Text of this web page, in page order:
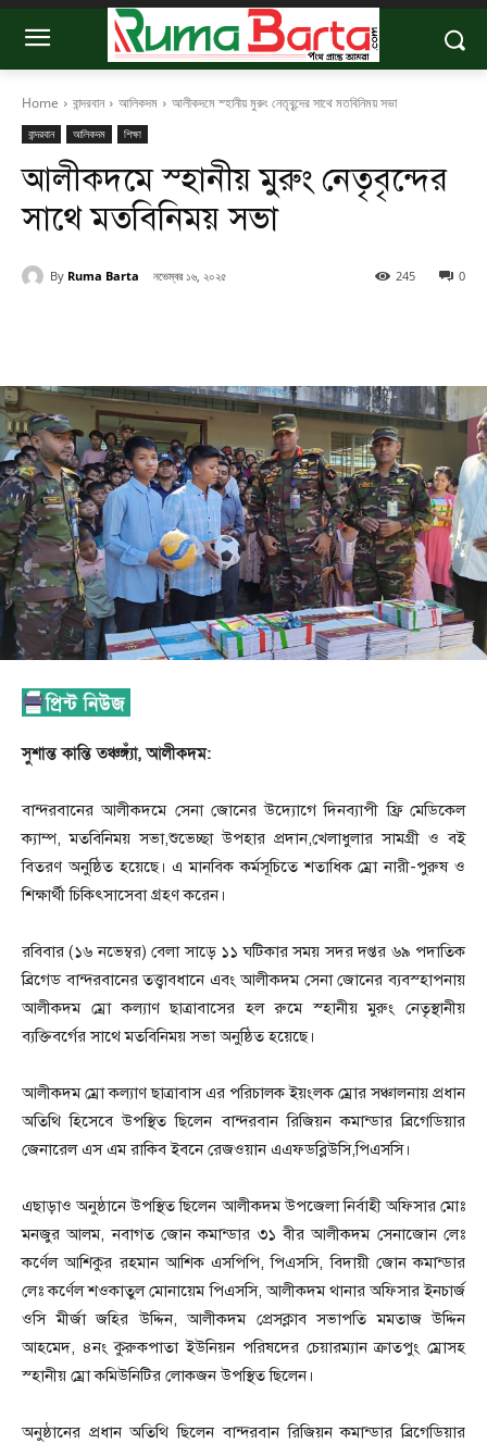
Home বান্দরবান আলিকদম আলীকদমে স্হানীয় মুরুং নেতৃবৃন্দের সাথে মতবিনিময় সভা
বান্দরবান আলিকদম শিক্ষা
আলীকদমে স্হানীয় মুরুং নেতৃবৃন্দের
সাথে মতবিনিময় সভা
By Ruma Barta নভেম্বর ১৬, ২০২৫ 0
245
সুশান্ত কান্তি তঞ্চঙ্গ্যাঁ, ‎আলীকদম:
‎বান্দরবানের আলীকদমে সেনা জোনের উদ্যোগে দিনব্যাপী ফ্রি মেডিকেল
ক্যাম্প, মতবিনিময় সভা,শুভেচ্ছা উপহার প্রদান,খেলাধুলার সামগ্রী ও বই
বিতরণ অনুষ্ঠিত হয়েছে। এ মানবিক কর্মসূচিতে শতাধিক ম্রো নারী-পুরুষ ও
শিক্ষার্থী চিকিৎসাসেবা গ্রহণ করেন।
‎রবিবার (১৬ নভেম্বর) বেলা সাড়ে ১১ ঘটিকার সময় সদর দপ্তর ৬৯ পদাতিক
ব্রিগেড বান্দরবানের তত্ত্বাবধানে এবং আলীকদম সেনা জোনের ব্যবস্হাপনায়
আলীকদম ম্রো কল্যাণ ছাত্রাবাসের হল রুমে স্হানীয় মুরুং নেতৃস্থানীয়
ব্যক্তিবর্গের সাথে মতবিনিময় সভা অনুষ্ঠিত হয়েছে।
‎আলীকদম ম্রো কল্যাণ ছাত্রাবাস এর পরিচালক ইয়ংলক ম্রোর সঞ্চালনায় প্রধান
অতিথি হিসেবে উপস্থিত ছিলেন বান্দরবান রিজিয়ন কমান্ডার ব্রিগেডিয়ার
জেনারেল এস এম রাকিব ইবনে রেজওয়ান এএফডব্লিউসি,পিএসসি।
‎এছাড়াও অনুষ্ঠানে উপস্থিত ছিলেন আলীকদম উপজেলা নির্বাহী অফিসার মোঃ
মনজুর আলম, নবাগত জোন কমান্ডার ৩১ বীর আলীকদম সেনাজোন লেঃ
কর্ণেল আশিকুর রহমান আশিক এসপিপি, পিএসসি, বিদায়ী জোন কমান্ডার
লেঃ কর্ণেল শওকাতুল মোনায়েম পিএসসি, আলীকদম থানার অফিসার ইনচার্জ
ওসি মীর্জা জহির উদ্দিন, আলীকদম প্রেসক্লাব সভাপতি মমতাজ উদ্দিন
আহমেদ, ৪নং কুরুকপাতা ইউনিয়ন পরিষদের চেয়ারম্যান ক্রাতপুং ম্রোসহ
স্হানীয় ম্রো কমিউনিটির লোকজন উপস্থিত ছিলেন।
‎অনুষ্ঠানের প্রধান অতিথি ছিলেন বান্দরবান রিজিয়ন কমান্ডার ব্রিগেডিয়ার